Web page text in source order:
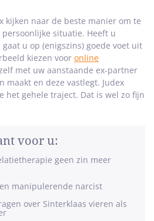
kijken naar de beste manier om te
situatie. Heeft u
u op (enigszins) goede voet uit
kiezen voor online
met uw aanstaande ex-partner
maakt en deze vastlegt. Judex
het gehele traject. Dat is wel zo fijn
voor u:
geen zin meer
manipulerende narcist
over Sinterklaas vieren als